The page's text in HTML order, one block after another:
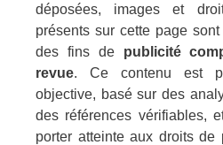
déposées, images et
présents sur cette page
des fins de publicité
revue. Ce contenu est
objective, basé sur des
des références vérifiables,
porter atteinte aux droits de